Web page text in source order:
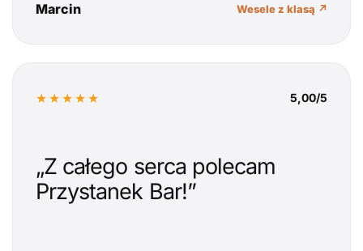
Marcin Wesele z klasą ↗
★★★★★ 5,00/5
„Z całego serca polecam
Przystanek Bar!”